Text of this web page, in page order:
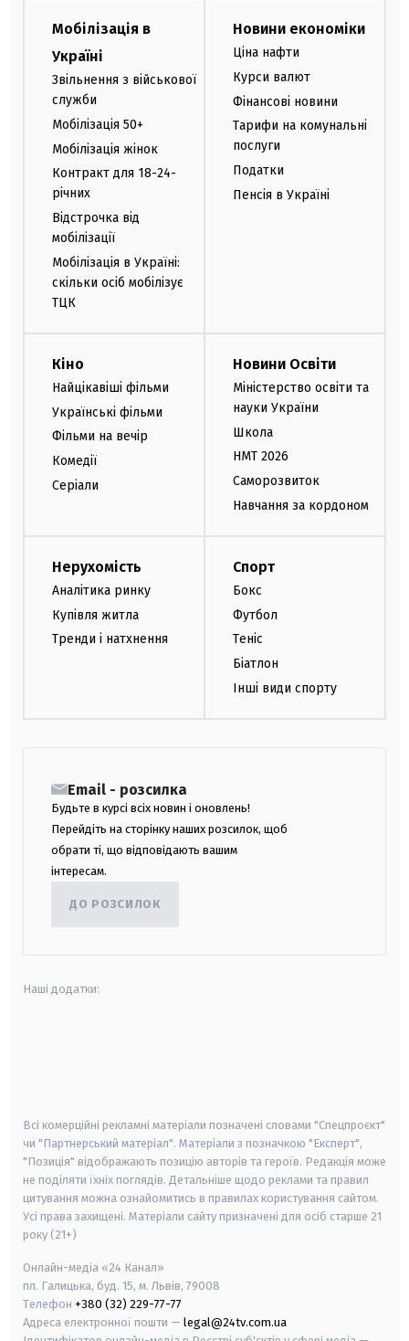
Мобілізація в
Україні
Звільнення з військової
служби
Мобілізація 50+
Мобілізація жінок
Контракт для 18-24-
річних
Відстрочка від
мобілізації
Мобілізація в Україні:
скільки осіб мобілізує
ТЦК
Новини економіки
Ціна нафти
Курси валют
Фінансові новини
Тарифи на комунальні
послуги
Податки
Пенсія в Україні
Кіно
Найцікавіші фільми
Українські фільми
Фільми на вечір
Комедії
Серіали
Новини Освіти
Міністерство освіти та
науки України
Школа
НМТ 2026
Саморозвиток
Навчання за кордоном
Нерухомість
Аналітика ринку
Купівля житла
Тренди і натхнення
Спорт
Бокс
Футбол
Теніс
Біатлон
Інші види спорту
Email - розсилка
Будьте в курсі всіх новин і оновлень!
Перейдіть на сторінку наших розсилок, щоб
обрати ті, що відповідають вашим
інтересам.
ДО РОЗСИЛОК
Наші додатки:
Всі комерційні рекламні матеріали позначені словами "Спецпроєкт"
чи "Партнерський матеріал". Матеріали з позначкою "Експерт",
"Позиція" відображають позицію авторів та героїв. Редакція може
не поділяти їхніх поглядів. Детальніше щодо реклами та правил
цитування можна ознайомитись в правилах користування сайтом.
Усі права захищені. Матеріали сайту призначені для осіб старше 21
року (21+)
Онлайн-медіа «24 Канал»
пл. Галицька, буд. 15, м. Львів, 79008
Телефон +380 (32) 229-77-77
Адреса електронної пошти — legal@24tv.com.ua